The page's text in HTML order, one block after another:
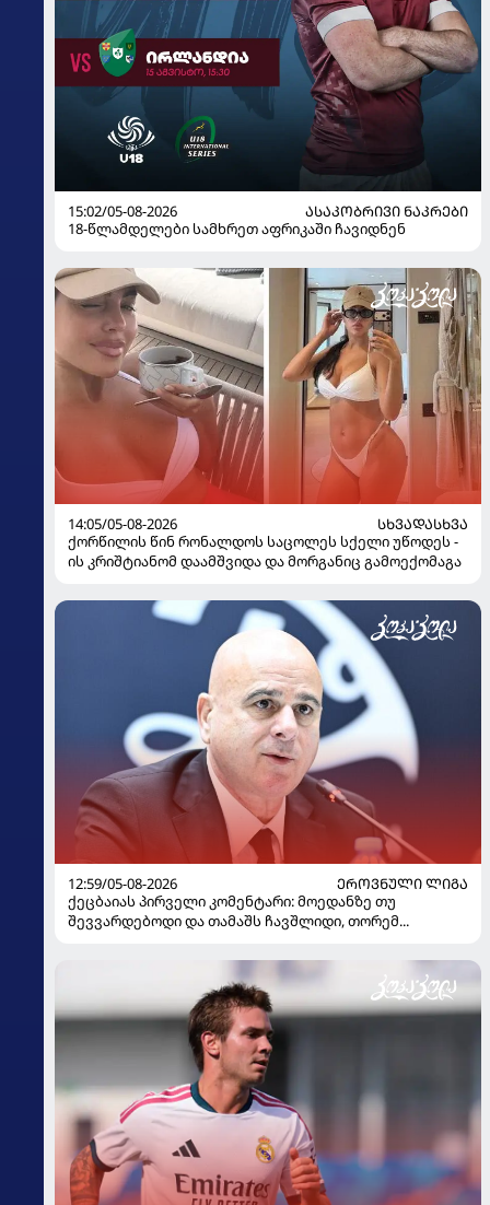
15:02/05-08-2026
ᲐᲡᲐᲙᲝᲑᲠᲘᲕᲘ ᲜᲐᲙᲠᲔᲑᲘ
18-წლამდელები სამხრეთ აფრიკაში ჩავიდნენ
14:05/05-08-2026
ᲡᲮᲕᲐᲓᲐᲡᲮᲕᲐ
ქორწილის წინ რონალდოს საცოლეს სქელი უწოდეს -
ის კრიშტიანომ დაამშვიდა და მორგანიც გამოექომაგა
12:59/05-08-2026
ᲔᲠᲝᲕᲜᲣᲚᲘ ᲚᲘᲒᲐ
ქეცბაიას პირველი კომენტარი: მოედანზე თუ
შევვარდებოდი და თამაშს ჩავშლიდი, თორემ...